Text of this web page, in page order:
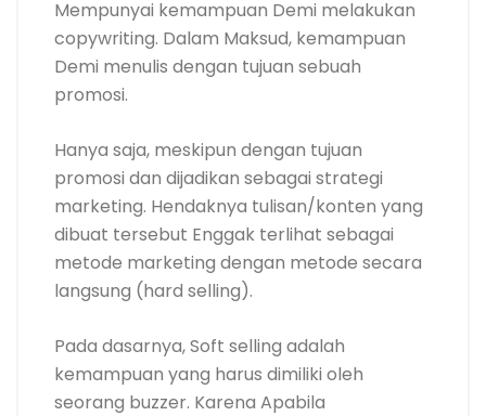
Mempunyai kemampuan Demi melakukan
copywriting. Dalam Maksud, kemampuan
Demi menulis dengan tujuan sebuah
promosi.
Hanya saja, meskipun dengan tujuan
promosi dan dijadikan sebagai strategi
marketing. Hendaknya tulisan/konten yang
dibuat tersebut Enggak terlihat sebagai
metode marketing dengan metode secara
langsung (hard selling).
Pada dasarnya, Soft selling adalah
kemampuan yang harus dimiliki oleh
seorang buzzer. Karena Apabila